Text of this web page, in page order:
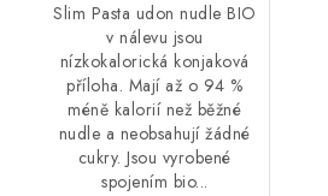
Slim Pasta udon nudle BIO
v nálevu jsou
nízkokalorická konjaková
příloha. Mají až o 94 %
méně kalorií než běžné
nudle a neobsahují žádné
cukry. Jsou vyrobené
spojením bio...